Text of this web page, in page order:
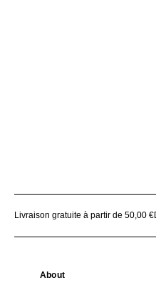
Livraison gratuite à partir de 50,00 €
About